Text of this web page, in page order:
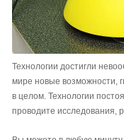
Технологии достигли
мире новые возможности,
в целом. Технологии
проводите исследования,